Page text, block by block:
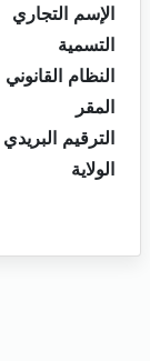
الإسم التجاري
التسمية
النظام القانوني
المقر
الترقيم البريدي
الولاية